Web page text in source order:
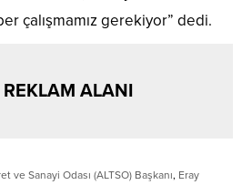
çalışmamız gerekiyor” dedi.
ALANI
ve Sanayi Odası (ALTSO) Başkanı, Eray